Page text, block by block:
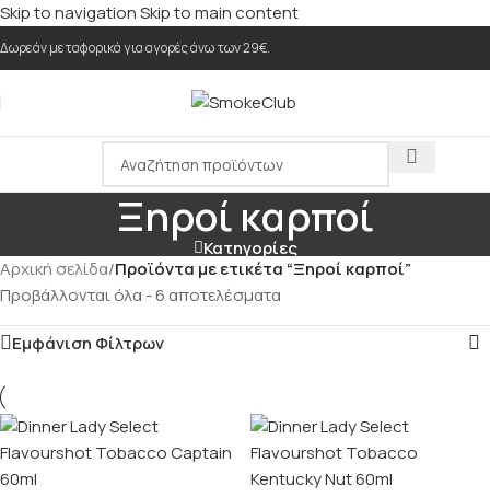
Skip to navigationSkip to main content
Δωρεάν μεταφορικά για αγορές άνω των 29€.
Ξηροί καρποί
Κατηγορίες
Αρχική σελίδα/Προϊόντα με ετικέτα “Ξηροί καρποί”
Προβάλλονται όλα - 6 αποτελέσματα
Εμφάνιση Φίλτρων